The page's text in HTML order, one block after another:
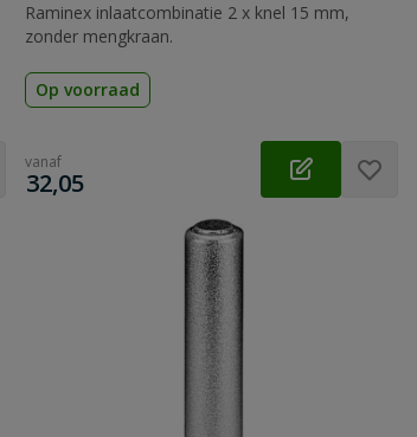
Raminex inlaatcombinatie 2 x knel 15 mm,
zonder mengkraan.
Op voorraad
vanaf
€
32,05